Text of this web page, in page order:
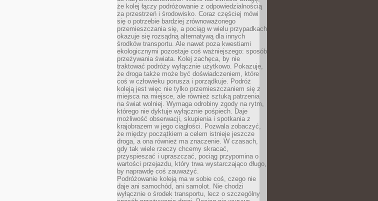
że kolej łączy podróżowanie z odpowiedzialnością
za przestrzeń i środowisko. Coraz częściej mówi
się o potrzebie bardziej zrównoważonego
przemieszczania się, a pociąg w wielu przypadkach
okazuje się rozsądną alternatywą dla innych
środków transportu. Ale nawet poza kwestiami
ekologicznymi pozostaje coś ważniejszego: sposób
przeżywania świata. Kolej zachęca, by nie
traktować podróży wyłącznie użytkowo. Pokazuje,
że droga także może być doświadczeniem, które
coś w człowieku porusza i porządkuje. Podróż
koleją jest więc nie tylko przemieszczaniem się z
miejsca na miejsce, ale również sztuką patrzenia
na świat wolniej. Wymaga odrobiny zgody na rytm,
którego nie dyktuje wyłącznie pośpiech. Daje
możliwość obserwacji, skupienia i spotkania z
krajobrazem w jego ciągłości. Pozwala zobaczyć,
że między początkiem a celem istnieje jeszcze
droga, a ona również ma znaczenie. W czasach,
gdy tak wiele rzeczy chcemy skracać,
przyspieszać i upraszczać, pociąg przypomina o
wartości przejazdu, który trwa wystarczająco długo,
by naprawdę coś zauważyć.
Podróżowanie koleją ma w sobie coś, czego nie
daje ani samochód, ani samolot. Nie chodzi
wyłącznie o środek transportu, lecz o szczególny